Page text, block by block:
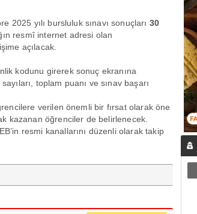
2025 yılı bursluluk sınavı sonuçları 30
resmî internet adresi olan
açılacak.
kodunu girerek sonuç ekranına
toplam puanı ve sınav başarı
verilen önemli bir fırsat olarak öne
kazanan öğrenciler de belirlenecek.
resmi kanallarını düzenli olarak takip